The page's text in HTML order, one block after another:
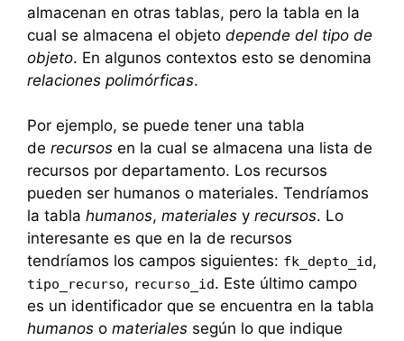
almacenan en otras tablas, pero la tabla en la
cual se almacena el objeto depende del tipo de
objeto. En algunos contextos esto se denomina
relaciones polimórficas.
Por ejemplo, se puede tener una tabla
de recursos en la cual se almacena una lista de
recursos por departamento. Los recursos
pueden ser humanos o materiales. Tendríamos
la tabla humanos, materiales y recursos. Lo
interesante es que en la de recursos
tendríamos los campos siguientes: fk_depto_id,
tipo_recurso, recurso_id. Este último campo
es un identificador que se encuentra en la tabla
humanos o materiales según lo que indique